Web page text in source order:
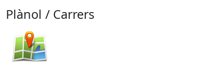
Plànol / Carrers